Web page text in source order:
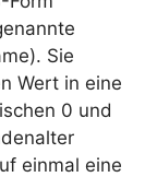
Sie
Wert in eine
0 und
einmal eine